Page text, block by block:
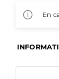
En